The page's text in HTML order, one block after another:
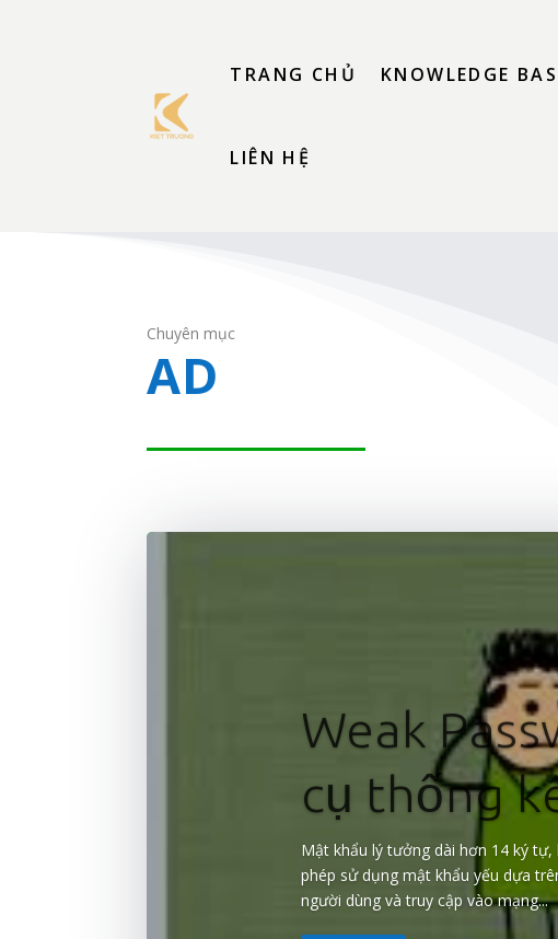
TRANG CHỦ KNOWLEDGE
LIÊN HỆ
Chuyên mục
AD
Weak
cụ thống
Mật khẩu lý tưởng dài hơn 14 ký
phép sử dụng mật khẩu yếu dựa
người dùng và truy cập vào mạng...